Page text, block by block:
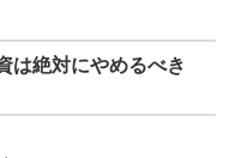
は絶対にやめるべき